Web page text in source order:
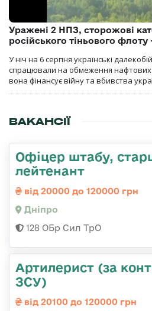
Уражені 2 НПЗ, сторожові
російського тіньового
У ніч на 6 серпня українські
спрацювали на обмеження нафтових
вона фінансує війну та вбивства
ВАКАНСІЇ
Офіцер штабу,
лейтенант
від 20000 до 120000 грн
Дніпро
128 ОБр Сил ТрО
Артилерист (за
ЗСУ)
від 20100 до 120000 грн